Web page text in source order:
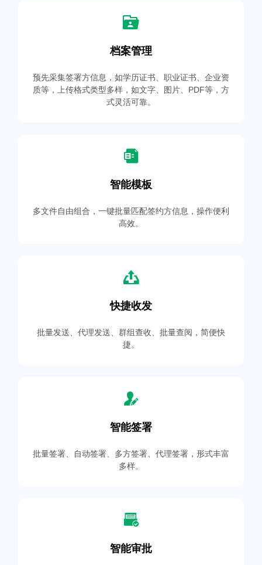
档案管理
预先采集签署方信息，如学历证书、职业证书、企业资
质等，上传格式类型多样，如文字、图片、PDF等，方
式灵活可靠。
智能模板
多文件自由组合，一键批量匹配签约方信息，操作便利
高效。
快捷收发
批量发送、代理发送、群组查收、批量查阅，简便快
捷。
智能签署
批量签署、自动签署、多方签署、代理签署，形式丰富
多样。
智能审批